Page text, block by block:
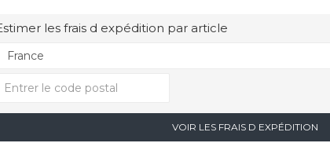
les frais d expédition par article
VOIR LES FRAIS D EXPÉDITION